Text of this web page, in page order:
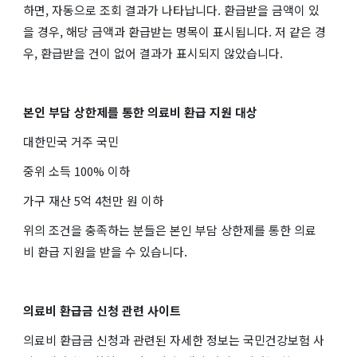
하면, 자동으로 조회 결과가 나타납니다. 환급받을 금액이 있
을 경우, 해당 금액과 환급받는 명목이 표시됩니다. 저 같은 경
우, 환급받을 건이 없어 결과가 표시되지 않았습니다.
본인 부담 상한제를 통한 의료비 환급 지원 대상
대한민국 거주 국민
중위 소득 100% 이하
가구 재산 5억 4천만 원 이하
위의 조건을 충족하는 분들은 본인 부담 상한제를 통한 의료
비 환급 지원을 받을 수 있습니다.
의료비 환급금 신청 관련 사이트
의료비 환급금 신청과 관련된 자세한 정보는 국민건강보험 사